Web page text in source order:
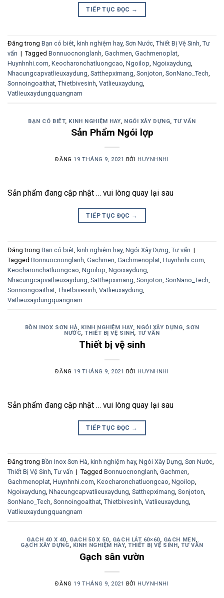
TIẾP TỤC ĐỌC →
Đăng trong Bạn có biêt kinh nghiệm hay, Sơn Nước Thiết Bị Vệ Sinh Tư
vấn | Tagged Bonnuocnonglanh Gachmen Gachmenoplat
Huynhnhi.com Keocharonchatluongcao Ngoilop Ngoixaydung
Nhacungcapvatlieuxaydung Satthepximang Sonjoton SonNano_Tech
Sonnoingoaithat Thietbivesinh Vatlieuxaydung
Vatlieuxaydungquangnam
BẠN CÓ BIÊT, KINH NGHIỆM HAY, NGÓI XÂY DỰNG,TƯ VẤN
Sản Phẩm Ngói lợp
ĐĂNG19 THÁNG 9, 2021 BỞI HUYNHNHI
Sản phẩm đang cập nhật … vui lòng quay lại sau
TIẾP TỤC ĐỌC →
Đăng trong Bạn có biêt kinh nghiệm hay, Ngói Xây Dựng Tư vấn |
Tagged Bonnuocnonglanh Gachmen Gachmenoplat Huynhnhi.com
Keocharonchatluongcao Ngoilop Ngoixaydung
Nhacungcapvatlieuxaydung Satthepximang Sonjoton SonNano_Tech
Sonnoingoaithat Thietbivesinh Vatlieuxaydung
Vatlieuxaydungquangnam
BỒN INOX SƠN HÀ, KINH NGHIỆM HAY, NGÓI XÂY DỰNG, SƠN
NƯỚC,THIẾT BỊ VỆ SINH , TƯ VẤN
Thiết bị vệ sinh
ĐĂNG19 THÁNG 9, 2021 BỞI HUYNHNHI
Sản phẩm đang cập nhật … vui lòng quay lại sau
TIẾP TỤC ĐỌC →
Đăng trong Bồn Inox Sơn Hà, kinh nghiệm hay, Ngói Xây Dựng, Sơn Nước,
Thiết Bị Vệ Sinh, Tư vấn | Tagged Bonnuocnonglanh, Gachmen,
Gachmenoplat, Huynhnhi.com, Keocharonchatluongcao, Ngoilop,
Ngoixaydung, Nhacungcapvatlieuxaydung, Satthepximang, Sonjoton,
SonNano_Tech, Sonnoingoaithat, Thietbivesinh, Vatlieuxaydung,
Vatlieuxaydungquangnam
GẠCH 40 X 40, GẠCH 50 X 50, GẠCH LÁT 60×60, GẠCH MEN,
GẠCH XÂY DỰNG, KINH NGHIỆM HAY,THIẾT BỊ VỆ SINH,TƯ VẤN
Gạch sân vườn
ĐĂNG19 THÁNG 9, 2021 BỞI HUYNHNHI